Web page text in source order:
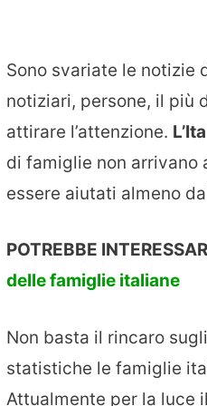
Sono svariate le notizie
notiziari, persone, il più
attirare l’attenzione.
di famiglie non arrivano
essere aiutati almeno
POTREBBE
delle famiglie italiane
Non basta il rincaro
statistiche le famiglie
Attualmente per la luce